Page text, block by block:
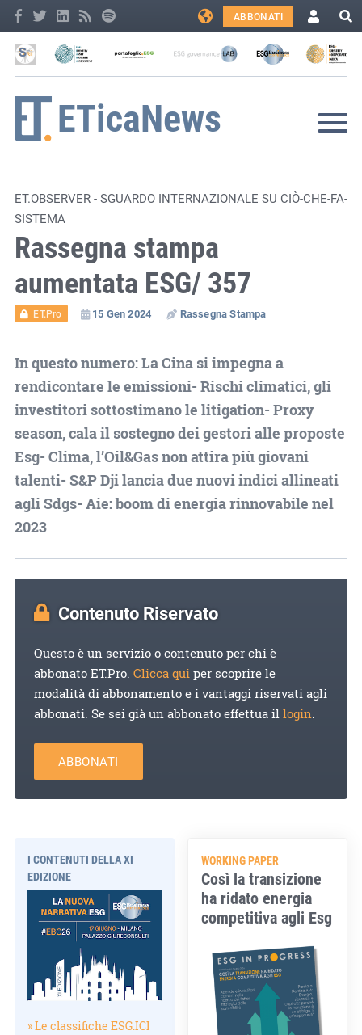
ABBONATI
ET.OBSERVER - SGUARDO INTERNAZIONALE SU CIÒ-CHE-FA-
SISTEMA
Rassegna stampa
aumentata ESG/ 357
ET.Pro 15 Gen 2024 Rassegna Stampa
In questo numero: La Cina si impegna a
rendicontare le emissioni- Rischi climatici, gli
investitori sottostimano le litigation- Proxy
season, cala il sostegno dei gestori alle proposte
Esg- Clima, l’Oil&Gas non attira più giovani
talenti- S&P Dji lancia due nuovi indici allineati
agli Sdgs- Aie: boom di energia rinnovabile nel
2023
Contenuto Riservato
Questo è un servizio o contenuto per chi è
abbonato ET.Pro. Clicca quiper scoprire le
modalità di abbonamento e i vantaggi riservati agli
abbonati. Se sei già un abbonato effettua illogin.
ABBONATI
I CONTENUTI DELLA XI
EDIZIONE
» Le classifiche ESG.ICI
WORKING PAPER
Così la transizione
ha ridato energia
competitiva agli Esg